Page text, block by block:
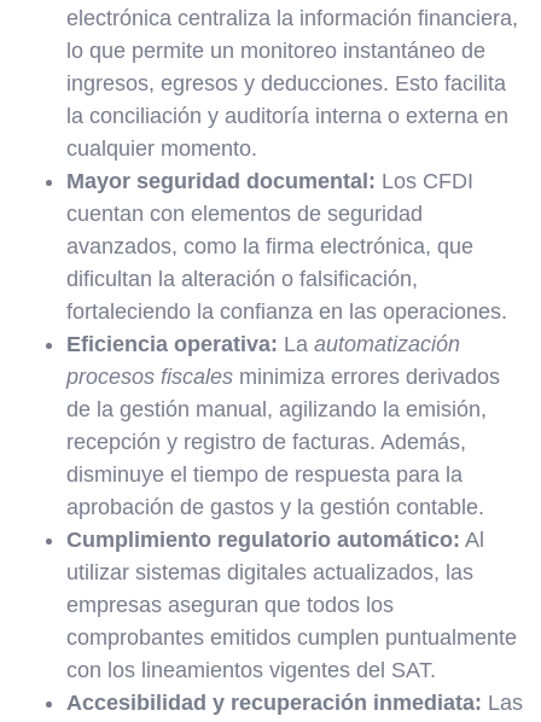
electrónica centraliza la información financiera,
lo que permite un monitoreo instantáneo de
ingresos, egresos y deducciones. Esto facilita
la conciliación y auditoría interna o externa en
cualquier momento.
Mayor seguridad documental: Los CFDI
cuentan con elementos de seguridad
avanzados, como la firma electrónica, que
dificultan la alteración o falsificación,
fortaleciendo la confianza en las operaciones.
Eficiencia operativa: La automatización
procesos fiscales minimiza errores derivados
de la gestión manual, agilizando la emisión,
recepción y registro de facturas. Además,
disminuye el tiempo de respuesta para la
aprobación de gastos y la gestión contable.
Cumplimiento regulatorio automático: Al
utilizar sistemas digitales actualizados, las
empresas aseguran que todos los
comprobantes emitidos cumplen puntualmente
con los lineamientos vigentes del SAT.
Accesibilidad y recuperación inmediata: Las